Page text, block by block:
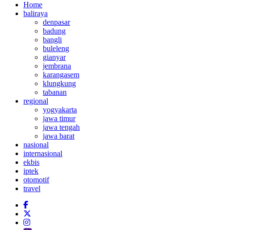
Home
baliraya
denpasar
badung
bangli
buleleng
gianyar
jembrana
karangasem
klungkung
tabanan
regional
yogyakarta
jawa timur
jawa tengah
jawa barat
nasional
internasional
ekbis
iptek
otomotif
travel